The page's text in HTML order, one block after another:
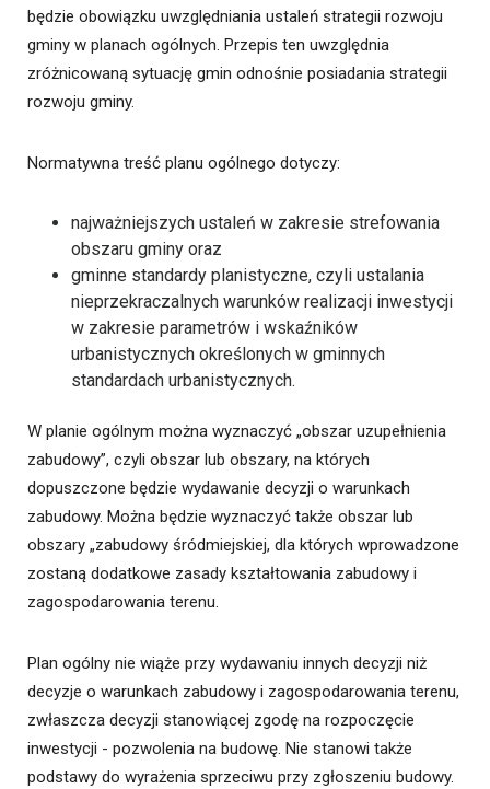
będzie obowiązku uwzględniania ustaleń strategii rozwoju
gminy w planach ogólnych. Przepis ten uwzględnia
zróżnicowaną sytuację gmin odnośnie posiadania strategii
rozwoju gminy.
Normatywna treść planu ogólnego dotyczy:
najważniejszych ustaleń w zakresie strefowania
obszaru gminy oraz
gminne standardy planistyczne, czyli ustalania
nieprzekraczalnych warunków realizacji inwestycji
w zakresie parametrów i wskaźników
urbanistycznych określonych w gminnych
standardach urbanistycznych.
W planie ogólnym można wyznaczyć „obszar uzupełnienia
zabudowy”, czyli obszar lub obszary, na których
dopuszczone będzie wydawanie decyzji o warunkach
zabudowy. Można będzie wyznaczyć także obszar lub
obszary „zabudowy śródmiejskiej, dla których wprowadzone
zostaną dodatkowe zasady kształtowania zabudowy i
zagospodarowania terenu.
Plan ogólny nie wiąże przy wydawaniu innych decyzji niż
decyzje o warunkach zabudowy i zagospodarowania terenu,
zwłaszcza decyzji stanowiącej zgodę na rozpoczęcie
inwestycji - pozwolenia na budowę. Nie stanowi także
podstawy do wyrażenia sprzeciwu przy zgłoszeniu budowy.